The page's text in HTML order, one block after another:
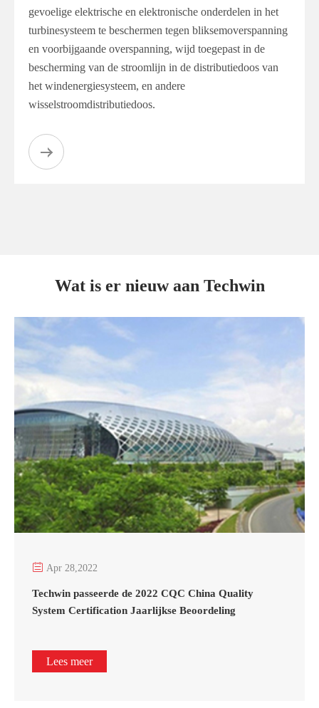
gevoelige elektrische en elektronische onderdelen in het
turbinesysteem te beschermen tegen bliksemoverspanning
en voorbijgaande overspanning, wijd toegepast in de
bescherming van de stroomlijn in de distributiedoos van
het windenergiesysteem, en andere
wisselstroomdistributiedoos.
Wat is er nieuw aan Techwin
 Apr 28,2022
Techwin passeerde de 2022 CQC China Quality
System Certification Jaarlijkse Beoordeling
Lees meer